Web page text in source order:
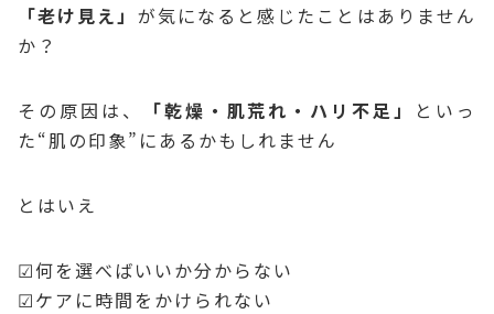
「老け見え」 が気になると感じたことはありません
か？
その原因は、 「乾燥・肌荒れ・ハリ不足」
といっ
た“肌の印象”にあるかもしれません
とはいえ
☑何を選べばいいか分からない
☑ケアに時間をかけられない